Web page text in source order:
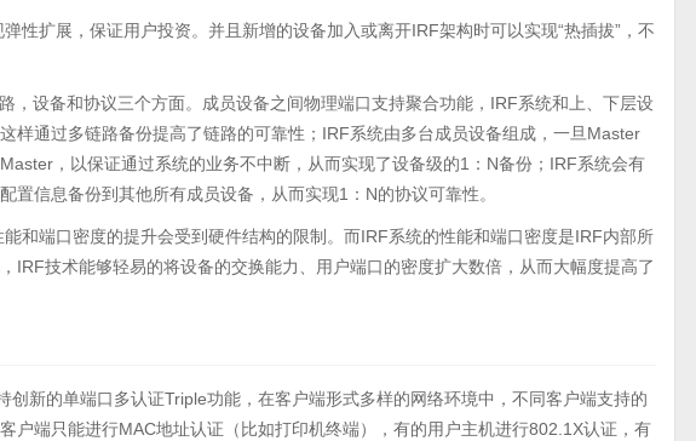
性扩展，保证用户投资。并且新增的设备加入或离开IRF架构时可以实现“热插拔”，不
，设备和协议三个方面。成员设备之间物理端口支持聚合功能，IRF系统和上、下层设
样通过多链路备份提高了链路的可靠性；IRF系统由多台成员设备组成，一旦Master
，以保证通过系统的业务不中断，从而实现了设备级的1：N备份；IRF系统会有
置信息备份到其他所有成员设备，从而实现1：N的协议可靠性。
能和端口密度的提升会受到硬件结构的限制。而IRF系统的性能和端口密度是IRF内部所
IRF技术能够轻易的将设备的交换能力、用户端口的密度扩大数倍，从而大幅度提高了
创新的单端口多认证Triple功能，在客户端形式多样的网络环境中，不同客户端支持的
户端只能进行MAC地址认证（比如打印机终端），有的用户主机进行802.1X认证，有